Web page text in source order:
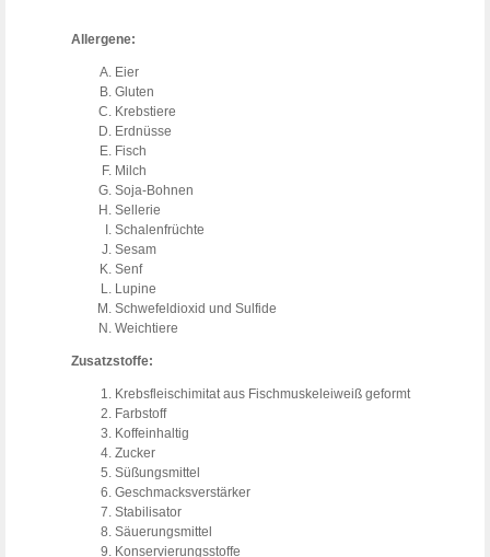
Allergene:
Eier
Gluten
Krebstiere
Erdnüsse
Fisch
Milch
Soja-Bohnen
Sellerie
Schalenfrüchte
Sesam
Senf
Lupine
Schwefeldioxid und Sulfide
Weichtiere
Zusatzstoffe:
Krebsfleischimitat aus Fischmuskeleiweiß geformt
Farbstoff
Koffeinhaltig
Zucker
Süßungsmittel
Geschmacksverstärker
Stabilisator
Säuerungsmittel
Konservierungsstoffe